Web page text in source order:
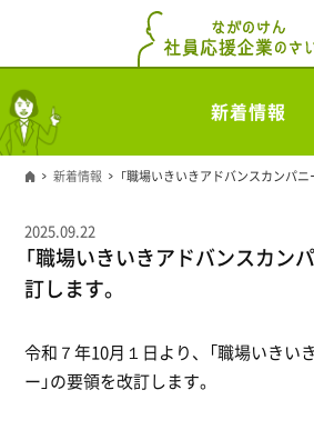
新着情報
新着情報 「職場いきいきアドバンスカンパニ
2025.09.22
「職場いきいきアドバンスカン
訂します。
令和７年10月１日より、「職場いきい
ー」の要領を改訂します。